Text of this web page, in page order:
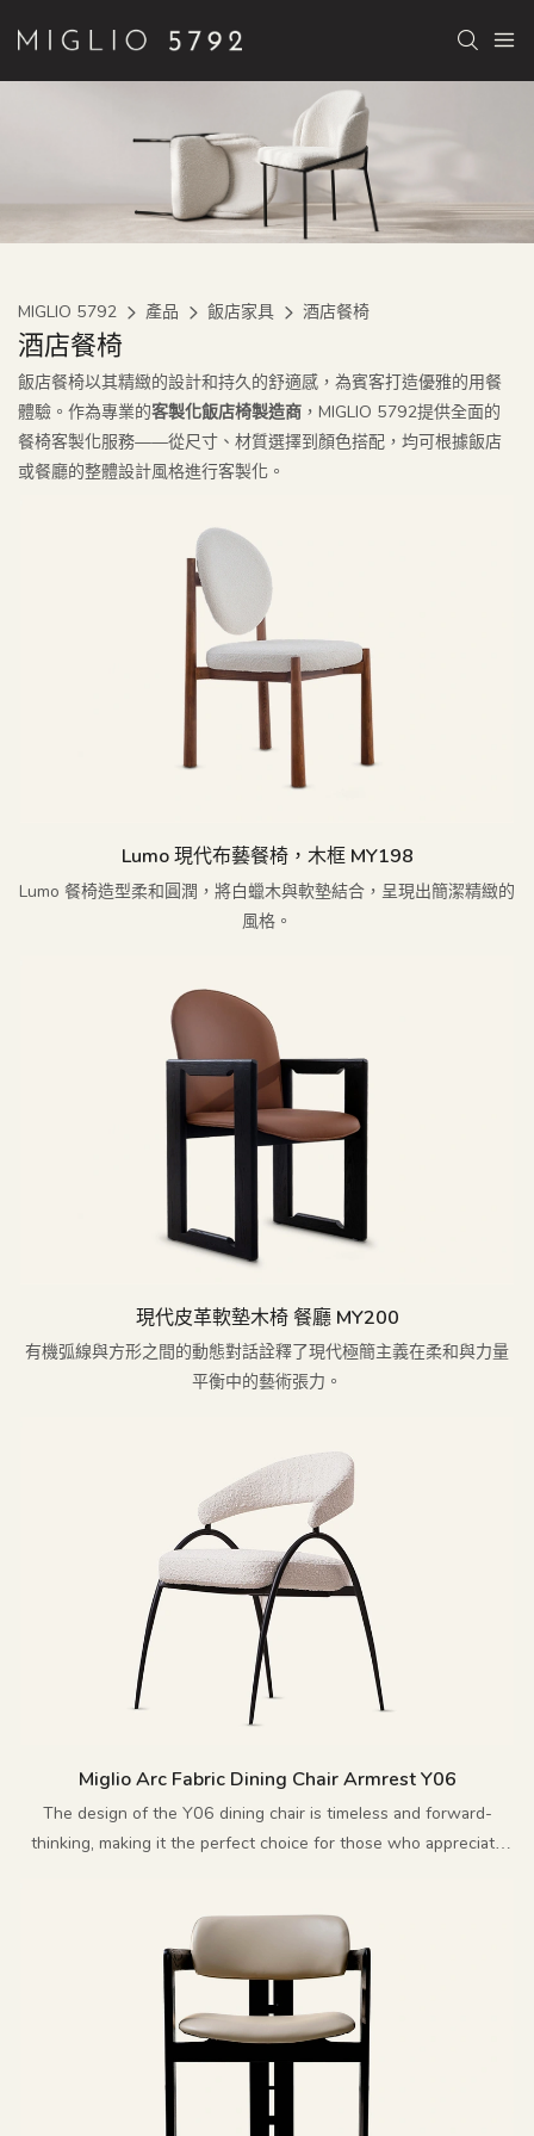
MIGLIO 5792 產品 飯店家具 酒店餐椅
酒店餐椅
飯店餐椅以其精緻的設計和持久的舒適感，為賓客打造優雅的用餐
體驗。作為專業的客製化飯店椅製造商 ，MIGLIO 5792提供全面的
餐椅客製化服務——從尺寸、材質選擇到顏色搭配，均可根據飯店
或餐廳的整體設計風格進行客製化。
Lumo 現代布藝餐椅，木框 MY198
Lumo 餐椅造型柔和圓潤，將白蠟木與軟墊結合，呈現出簡潔精緻的
風格。
現代皮革軟墊木椅 餐廳 MY200
有機弧線與方形之間的動態對話詮釋了現代極簡主義在柔和與力量
平衡中的藝術張力。
Miglio Arc Fabric Dining Chair Armrest Y06
The design of the Y06 dining chair is timeless and forward-
thinking, making it the perfect choice for those who appreciate